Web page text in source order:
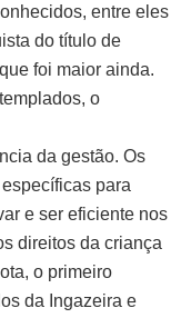
entre eles
do título de
foi maior ainda.
o
da gestão. Os
para
e ser eficiente nos
direitos da criança
o primeiro
da Ingazeira e